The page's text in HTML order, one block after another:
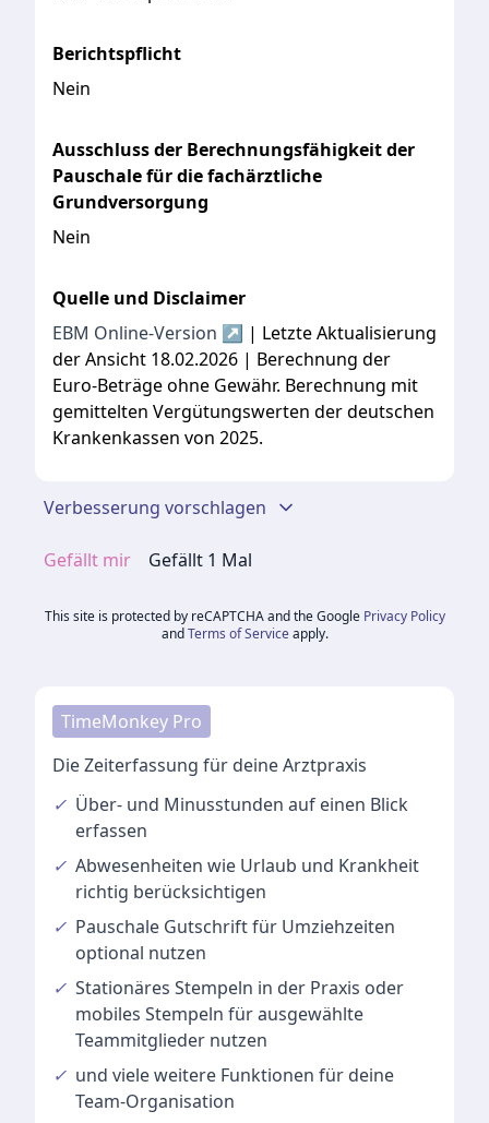
Berichtspflicht
Nein
Ausschluss der Berechnungsfähigkeit der
Pauschale für die fachärztliche
Grundversorgung
Nein
Quelle und Disclaimer
EBM Online-Version ↗ | Letzte Aktualisierung
der Ansicht 18.02.2026 | Berechnung der
Euro-Beträge ohne Gewähr. Berechnung mit
gemittelten Vergütungswerten der deutschen
Krankenkassen von 2025.
Verbesserung vorschlagen
Gefällt mir Gefällt 1 Mal
This site is protected by reCAPTCHA and the Google Privacy Policy
and Terms of Service apply.
TimeMonkey Pro
Die Zeiterfassung für deine Arztpraxis
✓ Über- und Minusstunden auf einen Blick
erfassen
✓ Abwesenheiten wie Urlaub und Krankheit
richtig berücksichtigen
✓ Pauschale Gutschriftfür Umziehzeiten
optional nutzen
✓ Stationäres Stempeln in der Praxis oder
mobiles Stempeln für ausgewählte
Teammitglieder nutzen
✓ und vieleweitere Funktionen für deine
Team-Organisation